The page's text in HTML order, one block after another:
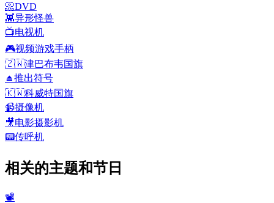
📀DVD
👾异形怪兽
📺电视机
🎮视频游戏手柄
🇿🇼津巴布韦国旗
⏏️推出符号
🇰🇼科威特国旗
📹摄像机
🎥电影摄影机
📟传呼机
相关的主题和节日
📽